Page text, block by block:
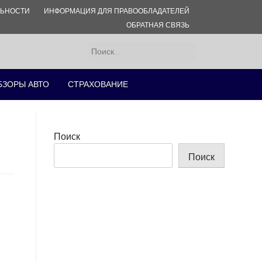
ИНФОРМАЦИЯ ДЛЯ ПРАВООБЛАДАТЕЛЕЙ
ОБРАТНАЯ СВЯЗЬ
Найти:
АВТО СТРАХОВАНИЕ
Поиск
Поиск